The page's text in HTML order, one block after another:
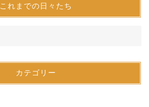
これまでの日々たち
カテゴリー